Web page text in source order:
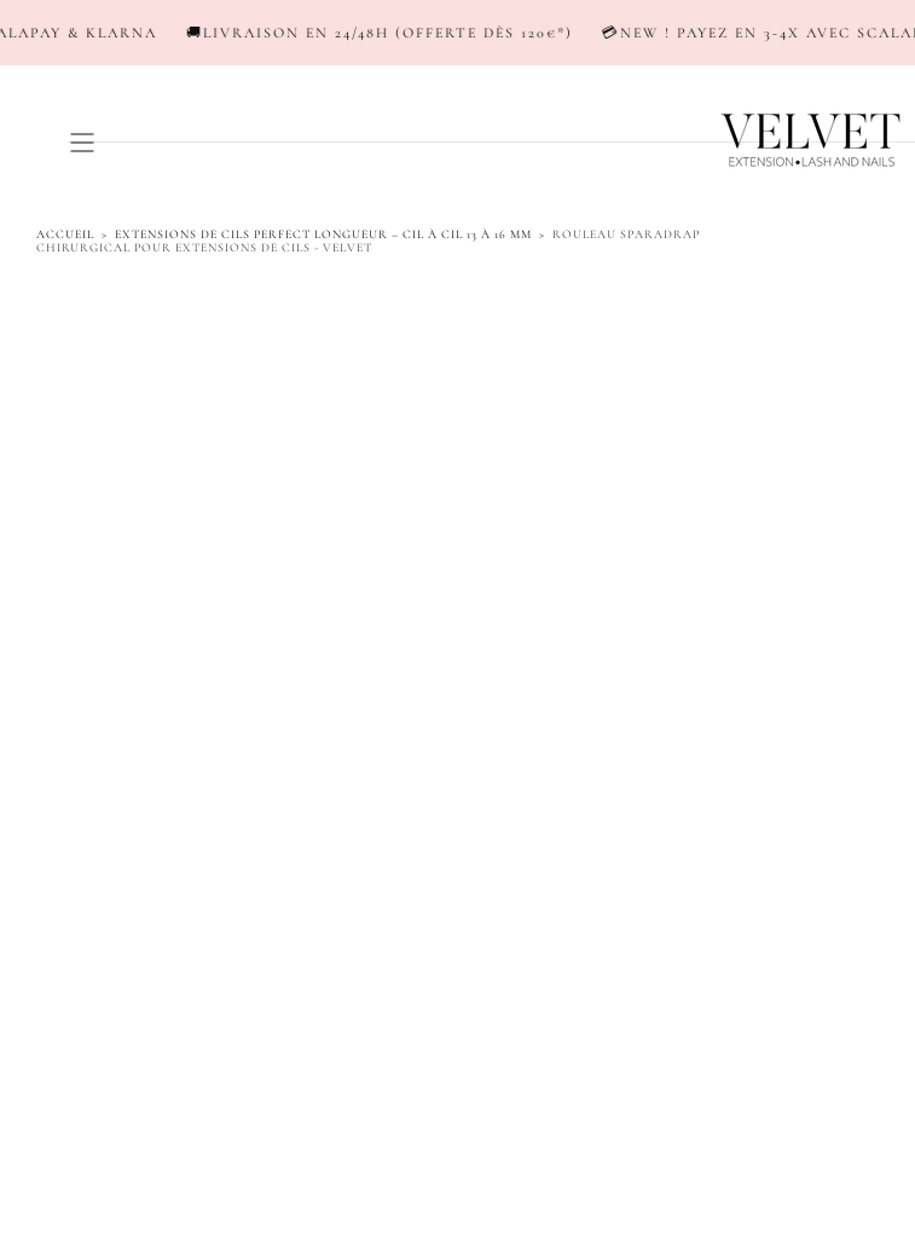
PASSER AU
🚚LIVRAISON EN 24/48H (OFFERTE DÈS 120€*) 💳NEW ! PAYEZ EN 3-4X AVEC SCALAPAY & KLARNA
ACCUEIL > EXTENSIONS DE CILS PERFECT LONGUEUR – CIL À CIL 13 À 16 MM > ROULEAU SPARADRAP
CHIRURGICAL POUR EXTENSIONS DE CILS - VELVET